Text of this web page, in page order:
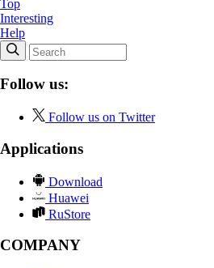
Top
Interesting
Help
Follow us:
Follow us on Twitter
Applications
Download
Huawei
RuStore
COMPANY